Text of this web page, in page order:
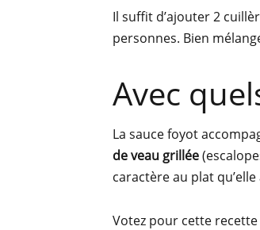
Il suffit d’ajouter 2
personnes. Bien
Avec
La sauce foyot
de veau grillée
caractère au plat
Votez pour cette recette